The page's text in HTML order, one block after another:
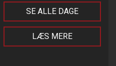
SE ALLE DAGE
LÆS MERE